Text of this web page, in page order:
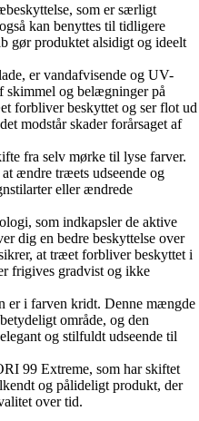
som er særligt
kan benyttes til tidligere
gør produktet alsidigt og ideelt
er vandafvisende og UV-
skimmel og belægninger på
forbliver beskyttet og ser flot ud
modstår skader forårsaget af
fra selv mørke til lyse farver.
ændre træets udseende og
eller ændrede
som indkapsler de aktive
dig en bedre beskyttelse over
at træet forbliver beskyttet i
frigives gradvist og ikke
er i farven kridt. Denne mængde
område, og den
og stilfuldt udseende til
99 Extreme, som har skiftet
og pålideligt produkt, der
over tid.